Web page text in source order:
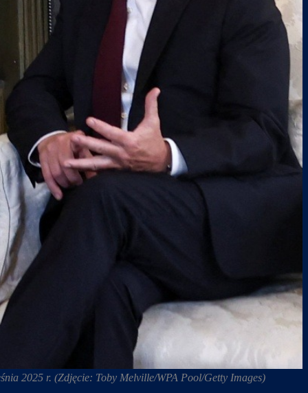
2025 r. (Zdjęcie: Toby Melville/WPA Pool/Getty Images)